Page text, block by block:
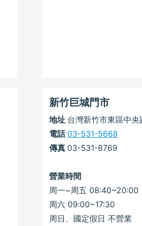
新竹巨城門市
地址 台灣新竹市東區中
電話 03-531-5668
傳真 03-531-8769
營業時間
周一~周五 08:40~20:00
周六 09:00~17:30
周日、國定假日 不營業